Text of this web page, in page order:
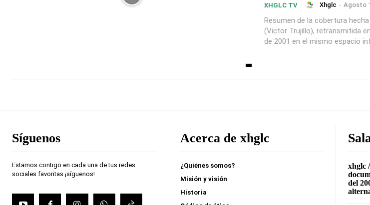
XHGLC TV Xhglc - Agosto
Resumen de la cobertura
(Victor Trujillo), retransmitida
de 2001 en el mismo espacio
Síguenos
Estamos contigo en cada una de tus redes
sociales favoritas ¡síguenos!
Acerca de xhglc
¿Quiénes somos?
Misión y visión
Historia
xhglc
del